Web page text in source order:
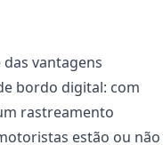
vantagens
bordo digital: com
rastreamento
estão ou não